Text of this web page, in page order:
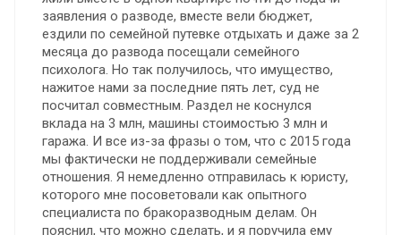
заявления о разводе, вместе вели бюджет,
ездили по семейной путевке отдыхать и даже за 2
месяца до развода посещали семейного
психолога. Но так получилось, что имущество,
нажитое нами за последние пять лет, суд не
посчитал совместным. Раздел не коснулся
вклада на 3 млн, машины стоимостью 3 млн и
гаража. И все из-за фразы о том, что с 2015 года
мы фактически не поддерживали семейные
отношения. Я немедленно отправилась к юристу,
которого мне посоветовали как опытного
специалиста по бракоразводным делам. Он
пояснил, что можно сделать, и я поручила ему